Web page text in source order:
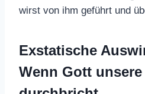
wirst von ihm geführt und
Exstatische
Wenn Gott